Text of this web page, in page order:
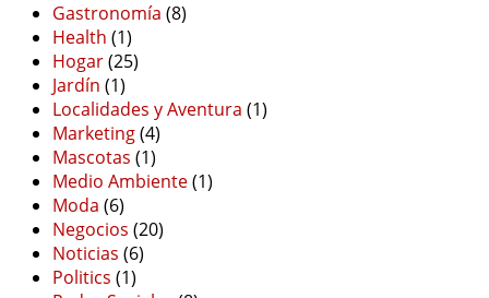
Gastronomía (8)
Health (1)
Hogar(25)
Jardín (1)
Localidades y Aventura (1)
Marketing(4)
Mascotas (1)
Medio Ambiente(1)
Moda (6)
Negocios (20)
Noticias (6)
Politics (1)